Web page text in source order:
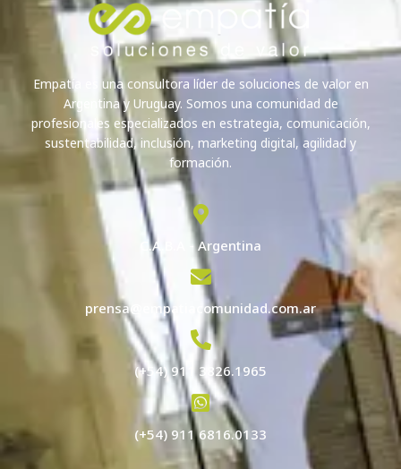
Empatía es una consultora líder de soluciones de valor en
Argentina y Uruguay. Somos una comunidad de
profesionales especializados en estrategia, comunicación,
sustentabilidad, inclusión, marketing digital, agilidad y
formación.
C.A.B.A - Argentina
prensa@empatiacomunidad.com.ar
(+54) 911 3826.1965
(+54) 911 6816.0133